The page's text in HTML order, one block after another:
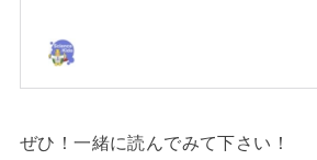
ぜひ！一緒に読んでみて下さい！